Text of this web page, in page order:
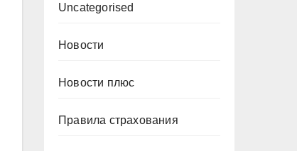
Uncategorised
Новости
Новости плюс
Правила страхования